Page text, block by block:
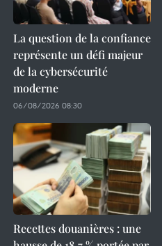
La question de la confiance
représente un défi majeur
de la cybersécurité
moderne
06/08/2026 08:30
Recettes douanières : une